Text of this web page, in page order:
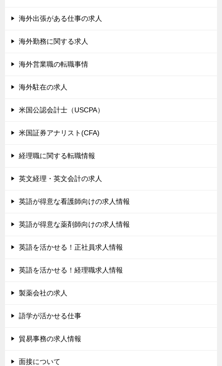
海外出張がある仕事の求人
海外勤務に関する求人
海外営業職の転職事情
海外駐在の求人
米国公認会計士（USCPA）
米国証券アナリスト(CFA)
経理職に関する転職情報
英文経理・英文会計の求人
英語が得意な看護師向けの求人情報
英語が得意な薬剤師向けの求人情報
英語を活かせる！正社員求人情報
英語を活かせる！経理職求人情報
製薬会社の求人
語学が活かせる仕事
貿易事務の求人情報
面接について